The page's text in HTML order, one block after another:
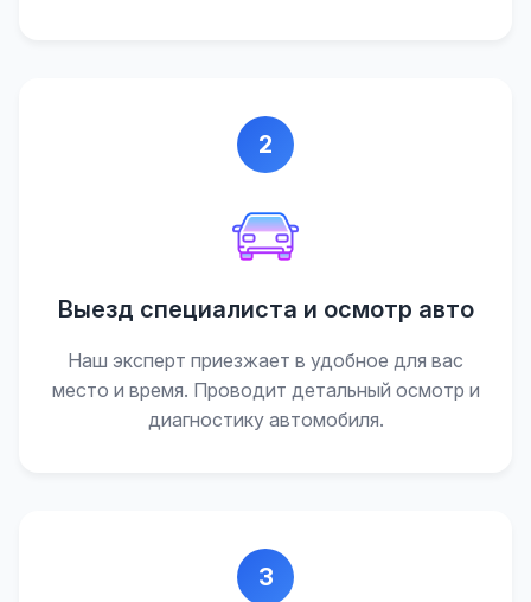
2
Выезд специалиста и осмотр авто
Наш эксперт приезжает в удобное для вас
место и время. Проводит детальный осмотр и
диагностику автомобиля.
3